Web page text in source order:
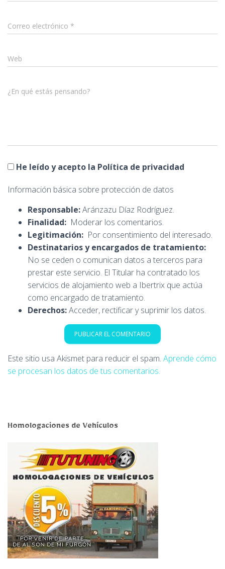
Correo electrónico *
Web
¿En qué estás pensando?
He leído y acepto la Política de privacidad
Información básica sobre protección de datos
Responsable:Aránzazu Díaz Rodríguez.
Finalidad: Moderar los comentarios.
Legitimación: Por consentimiento del interesado.
Destinatarios y encargados de tratamiento:
No se ceden o comunican datos a terceros para
prestar este servicio. El Titular ha contratado los
servicios de alojamiento web a Ibertrix que actúa
como encargado de tratamiento.
Derechos:Acceder, rectificar y suprimir los datos.
Este sitio usa Akismet para reducir el spam. Aprende cómo
se procesan los datos de tus comentarios.
Homologaciones de Vehículos